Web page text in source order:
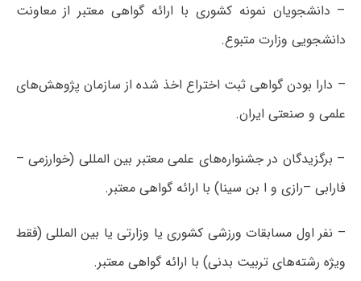
– دانشجویان نمونه کشوری با ارائه گواهی معتبر از معاونت
دانشجویی وزارت متبوع.
– دارا بودن گواهی ثبت اختراع اخذ شده از سازمان پژوهش‌های
علمی و صنعتی ایران.
– برگزیدگان در جشنواره‌های علمی معتبر بین المللی (خوارزمی –
فارابی –رازی و ا بن سینا) با ارائه گواهی معتبر.
– نفر اول مسابقات ورزشی کشوری یا وزارتی یا بین المللی (فقط
ویژه رشته‌های تربیت بدنی) با ارائه گواهی معتبر.